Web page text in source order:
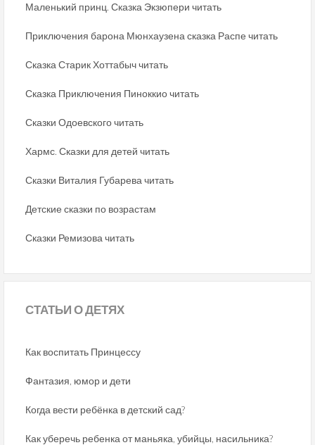
Маленький принц. Сказка Экзюпери читать
Приключения барона Мюнхаузена сказка Распе читать
Сказка Старик Хоттабыч читать
Сказка Приключения Пиноккио читать
Сказки Одоевского читать
Хармс. Сказки для детей читать
Сказки Виталия Губарева читать
Детские сказки по возрастам
Сказки Ремизова читать
СТАТЬИО ДЕТЯХ
Как воспитать Принцессу
Фантазия, юмор и дети
Когда вести ребёнка в детский сад?
Как уберечь ребенка от маньяка, убийцы, насильника?